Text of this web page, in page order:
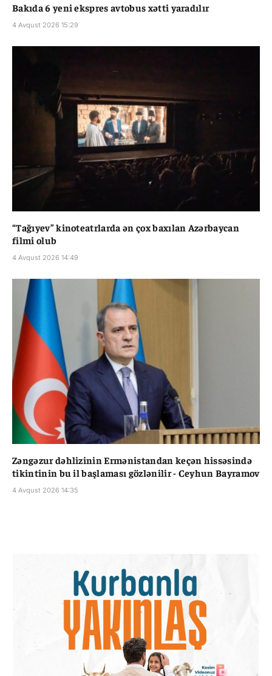
Bakıda 6 yeni ekspres avtobus xətti yaradılır
4 Avqust 2026 15:29
“Tağıyev” kinoteatrlarda ən çox baxılan Azərbaycan
filmi olub
4 Avqust 2026 14:49
Zəngəzur dəhlizinin Ermənistandan keçən hissəsində
tikintinin bu il başlaması gözlənilir - Ceyhun Bayramov
4 Avqust 2026 14:35